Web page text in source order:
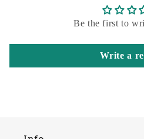
Be the first to
Write a